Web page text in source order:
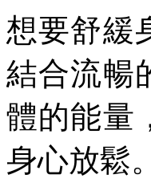
想要舒緩
結合流暢
體的能量
身心放鬆。